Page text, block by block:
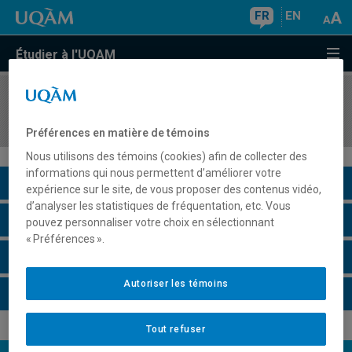
FR EN
Étudier à l'UQAM
COURS//
Description du cours
Horaire - Été 2026
Préférences en matière de témoins
Nous utilisons des témoins (cookies) afin de collecter des
informations qui nous permettent d’améliorer votre
expérience sur le site, de vous proposer des contenus vidéo,
d’analyser les statistiques de fréquentation, etc. Vous
pouvez personnaliser votre choix en sélectionnant
« Préférences ».
Tout refuser
Autoriser les témoins